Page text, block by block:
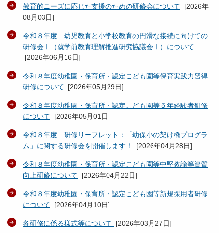
教育的ニーズに応じた支援のための研修会について [2026年
08月03日]
令和８年度 幼児教育と小学校教育の円滑な接続に向けての
研修会Ⅰ（就学前教育理解推進研究協議会Ⅰ）について
[2026年06月16日]
令和８年度幼稚園・保育所・認定こども園等保育実践力習得
研修について [2026年05月29日]
令和８年度幼稚園・保育所・認定こども園等５年経験者研修
について [2026年05月01日]
令和８年度 研修リーフレット：「幼保小の架け橋プログラ
ム」に関する研修会を開催します！
[2026年04月28日]
令和８年度幼稚園・保育所・認定こども園等中堅教諭等資質
向上研修について [2026年04月22日]
令和８年度幼稚園・保育所・認定こども園等新規採用者研修
について [2026年04月10日]
各研修に係る様式等について [2026年03月27日]